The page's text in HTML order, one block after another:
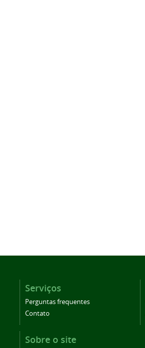
Serviços
Perguntas frequentes
Contato
Sobre o site